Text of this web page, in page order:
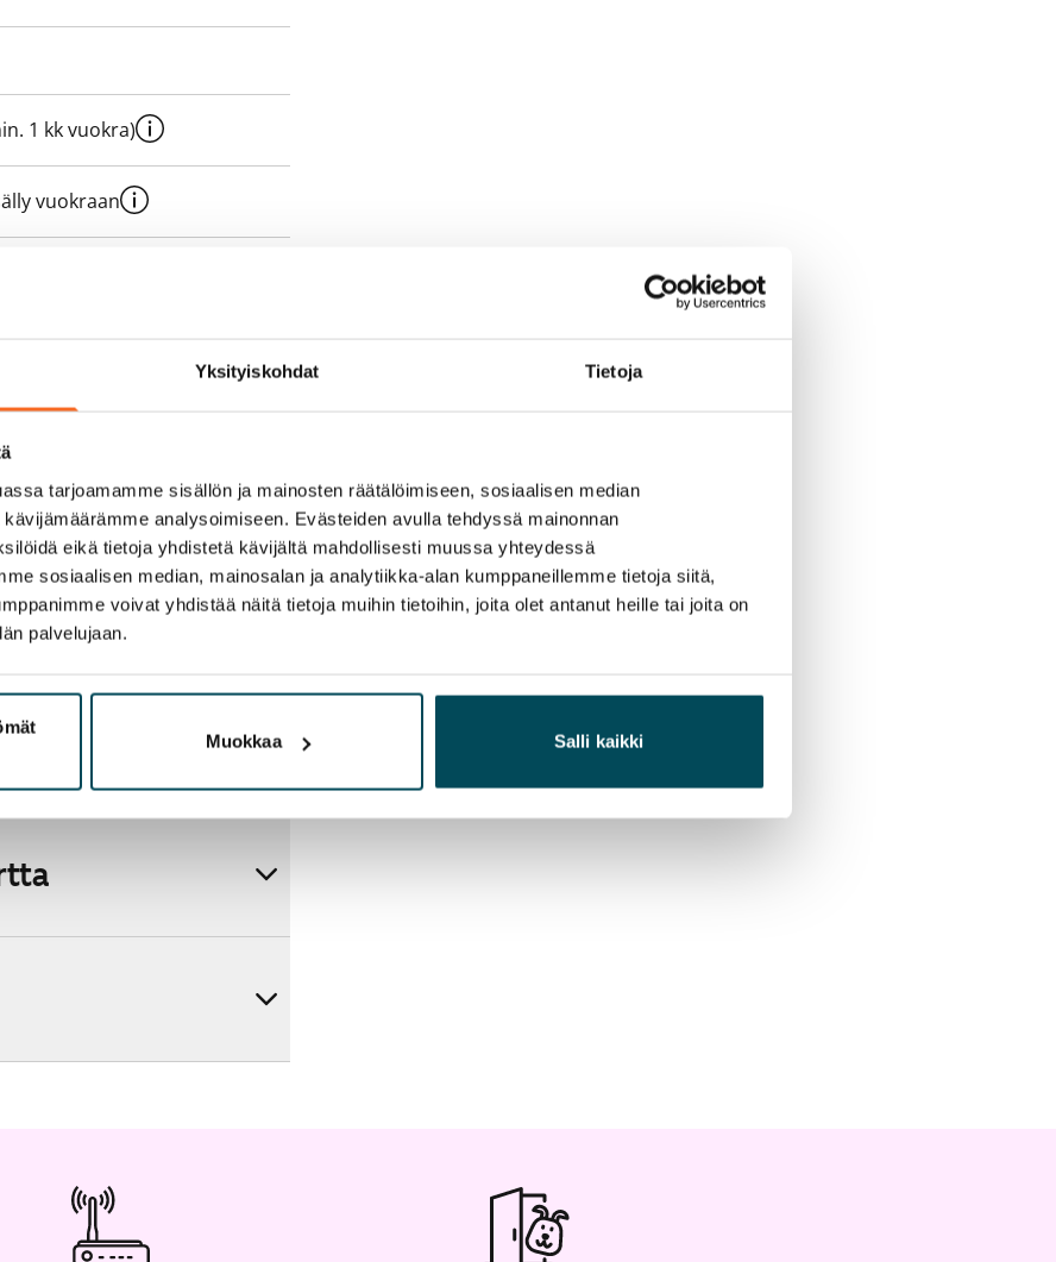
Yksityiskohdat Tietoja
tarjoamamme sisällön ja mainosten räätälöimiseen, sosiaalisen median
analysoimiseen. Evästeiden avulla tehdyssä mainonnan
eikä tietoja yhdistetä kävijältä mahdollisesti muussa yhteydessä
sosiaalisen median, mainosalan ja analytiikka-alan kumppaneillemme tietoja siitä,
voivat yhdistää näitä tietoja muihin tietoihin, joita olet antanut heille tai joita on
palvelujaan.
Muokkaa Salli kaikki
1 kk vuokra)
vuokraan
itse sähkösopimuksen.
50 M laajakaistaliittymä. Voit
etuhintaan ottamalla
Telia.